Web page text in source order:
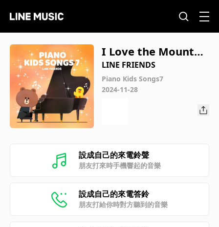
I Love the Mountai
ns (Piano Ver.)
LINE FRIENDS
Piano Kids Songs7
2024-11-28
設成自己的來電鈴聲
朋友打來時手機響起的音樂
設成自己的來電答鈴
朋友打給你時對方聽到的音樂